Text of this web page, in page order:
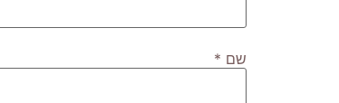
שם *